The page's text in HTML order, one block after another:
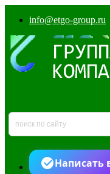
info@etgo-group.ru
Написать